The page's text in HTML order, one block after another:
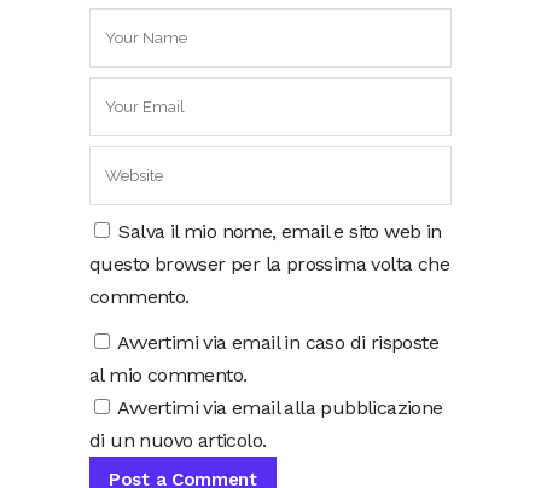
Salva il mio nome, email e sito web in
questo browser per la prossima volta che
commento.
Avvertimi via email in caso di risposte
al mio commento.
Avvertimi via email alla pubblicazione
di un nuovo articolo.